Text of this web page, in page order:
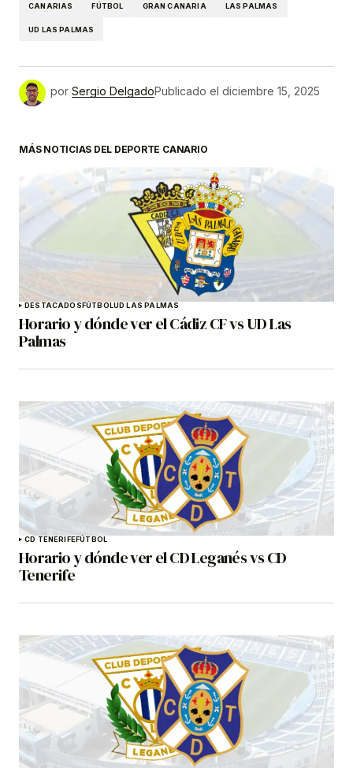
CANARIAS FÚTBOL GRAN CANARIA LAS PALMAS
UD LAS PALMAS
por Sergio DelgadoPublicado el diciembre 15, 2025
MÁS NOTICIAS DEL DEPORTE CANARIO
DESTACADOSFÚTBOLUD LAS PALMAS
Horario y dónde ver el Cádiz CF vs UD Las
Palmas
CD TENERIFEFÚTBOL
Horario y dónde ver el CD Leganés vs CD
Tenerife